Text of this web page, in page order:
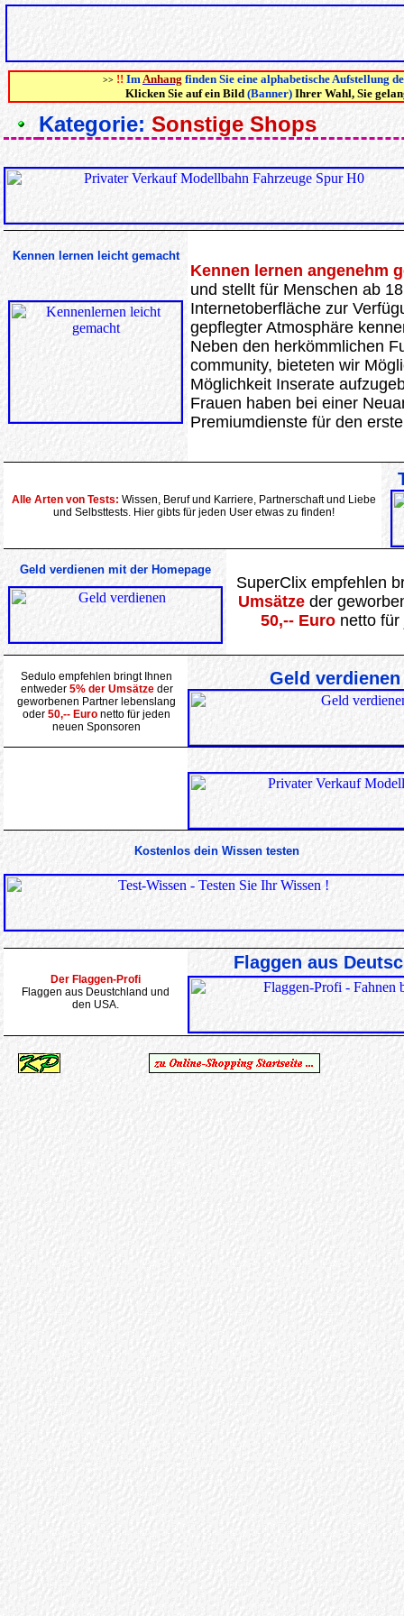
>> !! ImAnhang finden Sie eine alphabetische Aufstellung
Klicken Sie auf ein Bild (Banner) Ihrer Wahl, Sie
Kategorie: Sonstige Shops
Kennen lernen leicht gemacht
Kennen lernen angenehm
und stellt für Menschen ab
Internetoberfläche zur
gepflegter Atmosphäre
Neben den herkömmlichen
community, bieteten wir
Möglichkeit Inserate
Frauen haben bei einer
Premiumdienste für den
Alle Arten von Tests: Wissen, Beruf und Karriere, Partnerschaft und Liebe
und Selbsttests. Hier gibts für jeden User etwas zu finden!
Geld verdienen mit der Homepage
SuperClix empfehlen
Umsätzeder
50,-- Euro netto
Sedulo empfehlen bringt Ihnen
entweder 5% der Umsätzeder
geworbenen Partner lebenslang
oder50,-- Euro netto für jeden
neuen Sponsoren
Geld
Kostenlos dein Wissen testen
Der Flaggen-Profi
Flaggen aus Deustchland und
den USA.
Flaggen aus